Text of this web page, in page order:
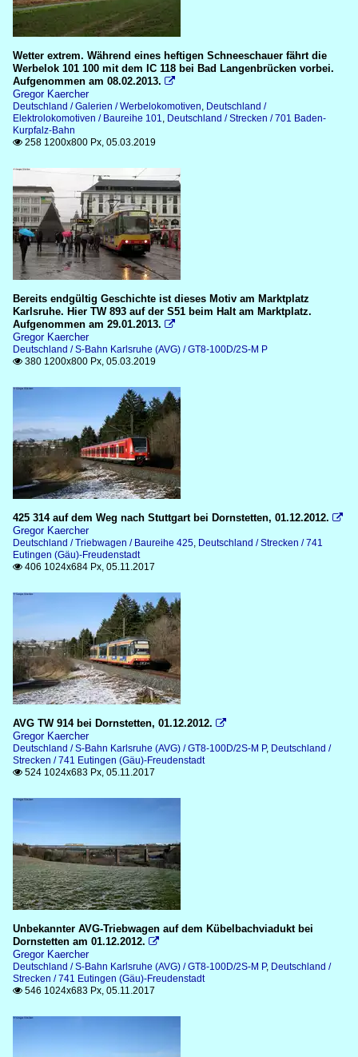
Wetter extrem. Während eines heftigen Schneeschauer fährt die
Werbelok 101 100 mit dem IC 118 bei Bad Langenbrücken vorbei.
Aufgenommen am 08.02.2013. 
Gregor Kaercher
Deutschland / Galerien / Werbelokomotiven, Deutschland /
Elektrolokomotiven / Baureihe 101, Deutschland / Strecken / 701 Baden-
Kurpfalz-Bahn
 258 1200x800 Px, 05.03.2019
Bereits endgültig Geschichte ist dieses Motiv am Marktplatz
Karlsruhe. Hier TW 893 auf der S51 beim Halt am Marktplatz.
Aufgenommen am 29.01.2013. 
Gregor Kaercher
Deutschland / S-Bahn Karlsruhe (AVG) / GT8-100D/2S-M P
 380 1200x800 Px, 05.03.2019
425 314 auf dem Weg nach Stuttgart bei Dornstetten, 01.12.2012. 
Gregor Kaercher
Deutschland / Triebwagen / Baureihe 425, Deutschland / Strecken / 741
Eutingen (Gäu)-Freudenstadt
 406 1024x684 Px, 05.11.2017
AVG TW 914 bei Dornstetten, 01.12.2012. 
Gregor Kaercher
Deutschland / S-Bahn Karlsruhe (AVG) / GT8-100D/2S-M P, Deutschland /
Strecken / 741 Eutingen (Gäu)-Freudenstadt
 524 1024x683 Px, 05.11.2017
Unbekannter AVG-Triebwagen auf dem Kübelbachviadukt bei
Dornstetten am 01.12.2012. 
Gregor Kaercher
Deutschland / S-Bahn Karlsruhe (AVG) / GT8-100D/2S-M P, Deutschland /
Strecken / 741 Eutingen (Gäu)-Freudenstadt
 546 1024x683 Px, 05.11.2017